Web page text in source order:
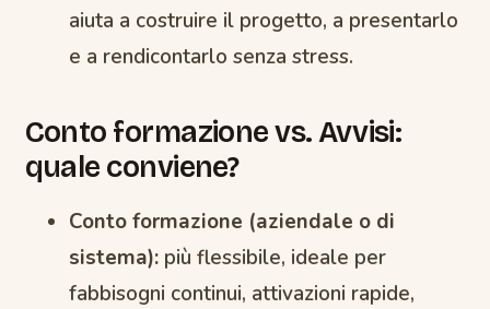
aiuta a costruire il progetto, a presentarlo
e a rendicontarlo senza stress.
Conto formazione vs. Avvisi:
quale conviene?
Conto formazione (aziendale o di
sistema): più flessibile, ideale per
fabbisogni continui, attivazioni rapide,